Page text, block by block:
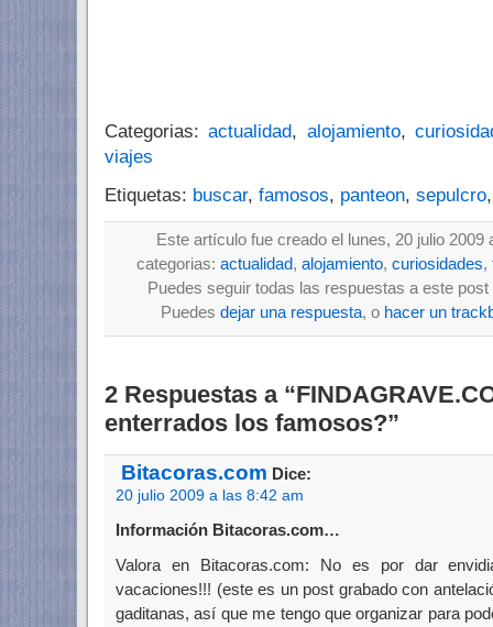
Categorias:actualidad, alojamiento,
viajes
Etiquetas: buscar, famosos, panteon, sepulcro
Este artículo fue creado el lunes, 20 julio 2009
categorias: actualidad, alojamiento, curiosidades,
Puedes seguir todas las respuestas a este
Puedes dejar una respuesta, o hacer un
2 Respuestas a
enterrados los famosos?”
Bitacoras.com Dice:
20 julio 2009 a las 8:42 am
Información Bitacoras.com…
Valora en Bitacoras.com: No es por dar
vacaciones!!! (este es un post grabado con
gaditanas, así que me tengo que organizar para